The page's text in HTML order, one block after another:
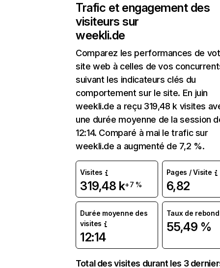
Trafic et engagement des
visiteurs sur
weekli.de
Comparez les performances de
site web à celles de vos
suivant les indicateurs clés du
comportement sur le site. En juin
weekli.de a reçu 319,48 k visites
une durée moyenne de la session
12:14. Comparé à mai le trafic sur
weekli.de a augmenté de 7,2 %.
Visites
319,48 k+7 %
Pages / Visite
6,82
Durée moyenne des
visites
12:14
Taux de rebond
55,49 %
Total des visites durant les 3